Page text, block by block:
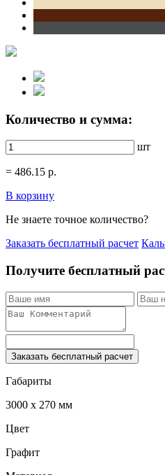
Количество и сумма:
шт
= 486.15 р.
В корзину
Не знаете точное количество?
Заказать бесплатный расчет
Получите бесплатный
Заказать бесплатный расчет
Габариты
3000 x 270 мм
Цвет
Графит